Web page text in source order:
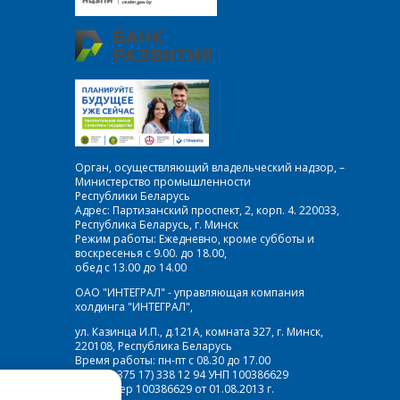
Орган, осуществляющий владельческий надзор, –
Министерство промышленности
Республики Беларусь
Адрес: Партизанский проспект, 2, корп. 4. 220033,
Республика Беларусь, г. Минск
Режим работы: Ежедневно, кроме субботы и
воскресенья с 9.00. до 18.00,
обед с 13.00 до 14.00
ОАО "ИНТЕГРАЛ" - управляющая компания
холдинга "ИНТЕГРАЛ",
ул. Казинца И.П., д.121А, комната 327, г. Минск,
220108, Республика Беларусь
Время работы: пн-пт с 08.30 до 17.00
Факс: (+375 17) 338 12 94 УНП 100386629
Рег. номер 100386629 от 01.08.2013 г.